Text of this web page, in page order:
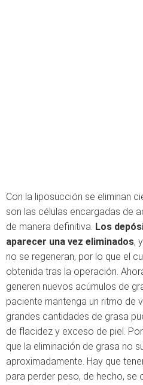
Con la liposucción se eliminan
son las células encargadas de
de manera definitiva. Los
aparecer una vez eliminados,
no se regeneran, por lo que el
obtenida tras la operación.
generen nuevos acúmulos de
paciente mantenga un ritmo de
grandes cantidades de grasa
de flacidez y exceso de piel.
que la eliminación de grasa no
aproximadamente. Hay que
para perder peso, de hecho, se